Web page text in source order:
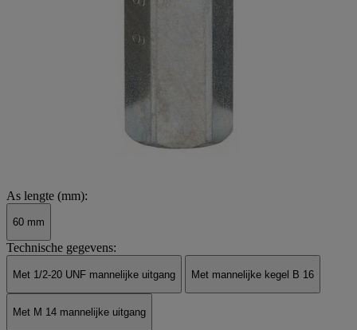
As lengte (mm):
60 mm
Technische gegevens:
Met 1/2-20 UNF mannelijke uitgang Met mannelijke kegel B 16
Met M 14 mannelijke uitgang